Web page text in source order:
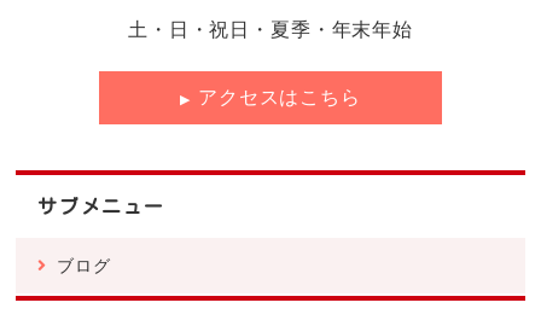
土・日・祝日・夏季・年末年始
アクセスはこちら
サブメニュー
ブログ